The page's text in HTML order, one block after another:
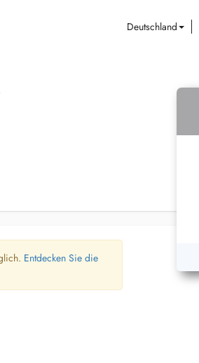
Deutschland
Entdecken Sie die